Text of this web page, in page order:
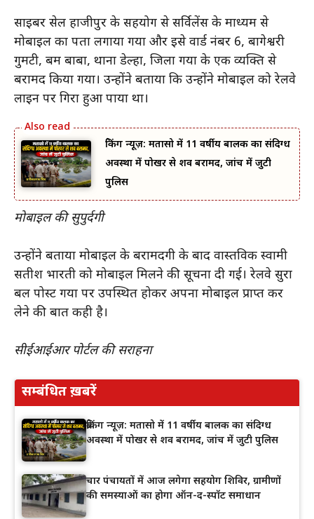
साइबर सेल हाजीपुर के सहयोग से सर्विलेंस के माध्यम से
मोबाइल का पता लगाया गया और इसे वार्ड नंबर 6, बागेश्वरी
गुमटी, बम बाबा, थाना डेल्हा, जिला गया के एक व्यक्ति से
बरामद किया गया। उन्होंने बताया कि उन्होंने मोबाइल को रेलवे
लाइन पर गिरा हुआ पाया था।
ब्रेकिंग न्यूज़: मतासो में 11 वर्षीय बालक का संदिग्ध
अवस्था में पोखर से शव बरामद, जांच में जुटी
पुलिस
मोबाइल की सुपुर्दगी
उन्होंने बताया मोबाइल के बरामदगी के बाद वास्तविक स्वामी
सतीश भारती को मोबाइल मिलने की सूचना दी गई। रेलवे सुरक्षा
बल पोस्ट गया पर उपस्थित होकर अपना मोबाइल प्राप्त कर
लेने की बात कही है।
सीईआईआर पोर्टल की सराहना
सम्बंधित ख़बरें
ब्रेकिंग न्यूज़: मतासो में 11 वर्षीय बालक का संदिग्ध
अवस्था में पोखर से शव बरामद, जांच में जुटी पुलिस
चार पंचायतों में आज लगेगा सहयोग शिविर, ग्रामीणों
की समस्याओं का होगा ऑन-द-स्पॉट समाधान